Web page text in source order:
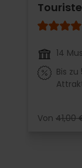
14
Bis
Von 41,00